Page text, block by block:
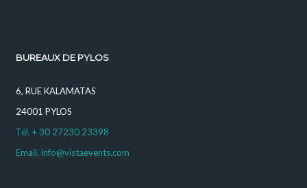
BUREAUX DE PYLOS
6, RUE KALAMATAS
24001 PYLOS
Tél. + 30 27230 23398
Email. info@vistaevents.com